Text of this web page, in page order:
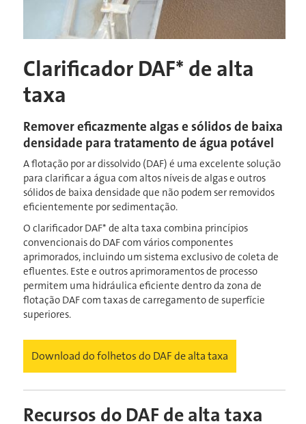
Clarificador DAF* de alta
taxa
Remover eficazmente algas e sólidos de baixa
densidade para tratamento de água potável
A flotação por ar dissolvido (DAF) é uma excelente solução
para clarificar a água com altos níveis de algas e outros
sólidos de baixa densidade que não podem ser removidos
eficientemente por sedimentação.
O clarificador DAF* de alta taxa combina princípios
convencionais do DAF com vários componentes
aprimorados, incluindo um sistema exclusivo de coleta de
efluentes. Este e outros aprimoramentos de processo
permitem uma hidráulica eficiente dentro da zona de
flotação DAF com taxas de carregamento de superfície
superiores.
Download do folhetos do DAF de alta taxa
Recursos do DAF de alta taxa